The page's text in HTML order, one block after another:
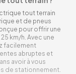
tout terrain
et de pneus
pour offrir une
km/h. Avec une
facilement
abruptes et
avoir à vous
de stationnement.